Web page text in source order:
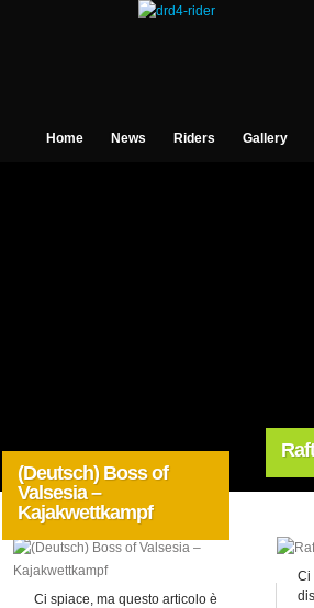
Home News Riders Gallery
Allgemein
(Deutsch) Boss of
Valsesia –
Kajakwettkampf
Ci spiace, ma questo articolo è
Ci